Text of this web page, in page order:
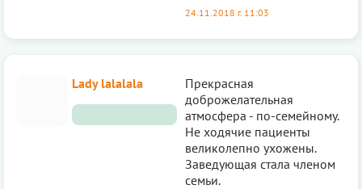
24.11.2018 г. 11:03
Lady lalalala
Прекрасная
доброжелательная
атмосфера - по-семейному.
Не ходячие пациенты
великолепно ухожены.
Заведующая стала членом
семьи.